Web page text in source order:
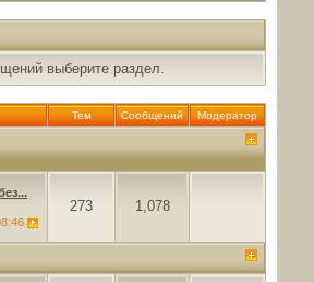
выберите раздел.
Тем Сообщений Модератор
273 1,078